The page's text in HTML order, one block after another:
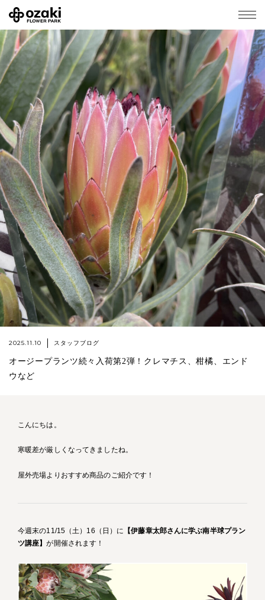
2025.11.10 スタッフブログ
オージープランツ続々入荷第2弾！クレマチス、柑橘、エンド
ウなど
こんにちは。
寒暖差が厳しくなってきましたね。
屋外売場よりおすすめ商品のご紹介です！
今週末の11/15（土）16（日）に 【伊藤章太郎さんに学ぶ南半球プラン
ツ講座】が開催されます！